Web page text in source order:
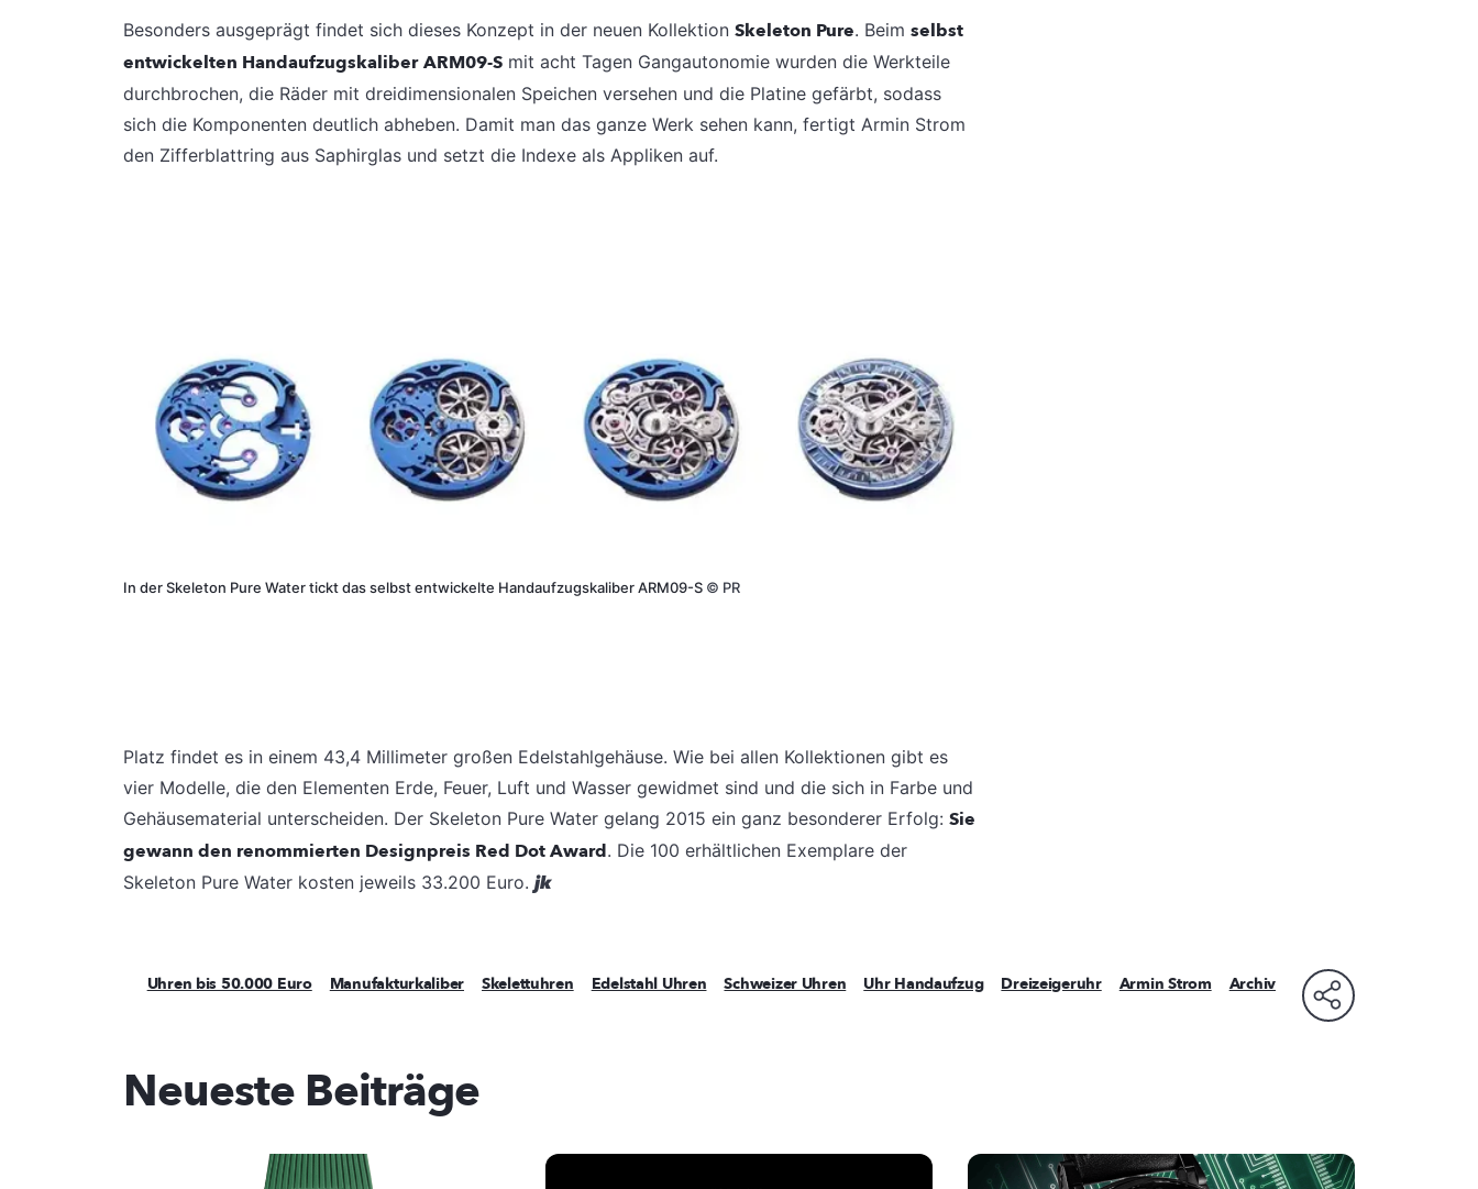
Besonders ausgeprägt findet sich dieses Konzept in der neuen Kollektion Skeleton Pure. Beim selbst
entwickelten Handaufzugskaliber ARM09-S mit acht ­Tagen Gangautonomie wurden die Werkteile
durchbrochen, die Räder mit dreidimensionalen Speichen versehen und die Platine gefärbt, sodass
sich die Komponenten deutlich abheben. Damit man das ganze Werk sehen kann, fertigt Armin Strom
den Zifferblattring aus Saphirglas und setzt die Indexe als Appliken auf.
In der Skeleton Pure Water tickt das selbst entwickelte Handaufzugskaliber ARM09-S © PR
Platz findet es in einem 43,4 Millimeter großen Edelstahlgehäuse. Wie bei allen Kollektionen gibt es
vier Modelle, die den Elementen Erde, Feuer, Luft und Wasser gewidmet sind und die sich in Farbe und
Gehäusematerial unterscheiden. Der Skeleton Pure Water gelang 2015 ein ganz besonderer Erfolg: Sie
gewann den renommierten Designpreis Red Dot Award. Die 100 erhältlichen Exemplare der
Skeleton Pure Water kosten jeweils 33.200 Euro. jk
Uhren bis 50.000 Euro Manufakturkaliber Skelettuhren Edelstahl Uhren Schweizer Uhren Uhr Handaufzug Dreizeigeruhr Armin Strom Archiv
Neueste Beiträge